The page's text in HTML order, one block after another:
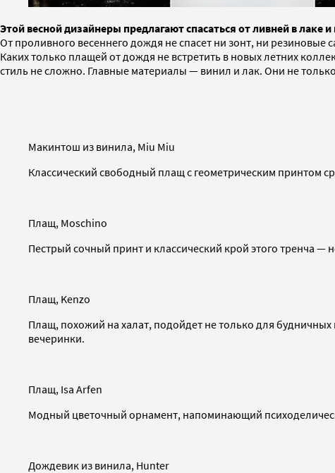
Этой весной дизайнеры предлагают спасаться от ливней в лаке
От проливного весеннего дождя не спасет ни зонт, ни
Каких только плащей от дождя не встретить в новых летних
стиль не сложно. Главные материалы — винил и лак. Они не
Макинтош из винила, Miu Miu
Классический свободный плащ с геометрическим принтом
Плащ, Moschino
Пестрый сочный принт и классический крой этого тренча ­­­­—
Плащ, Kenzo
Плащ, похожий на халат, подойдет не только для будничных
вечеринки.
Плащ, Isa Arfen
Модный цветочный орнамент, напоминающий
Дождевик из винила, Hunter